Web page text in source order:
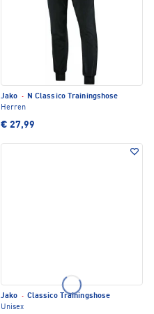
Jako · N Classico Trainingshose
Herren
€ 27,99
Jako · Classico Trainingshose
Unisex